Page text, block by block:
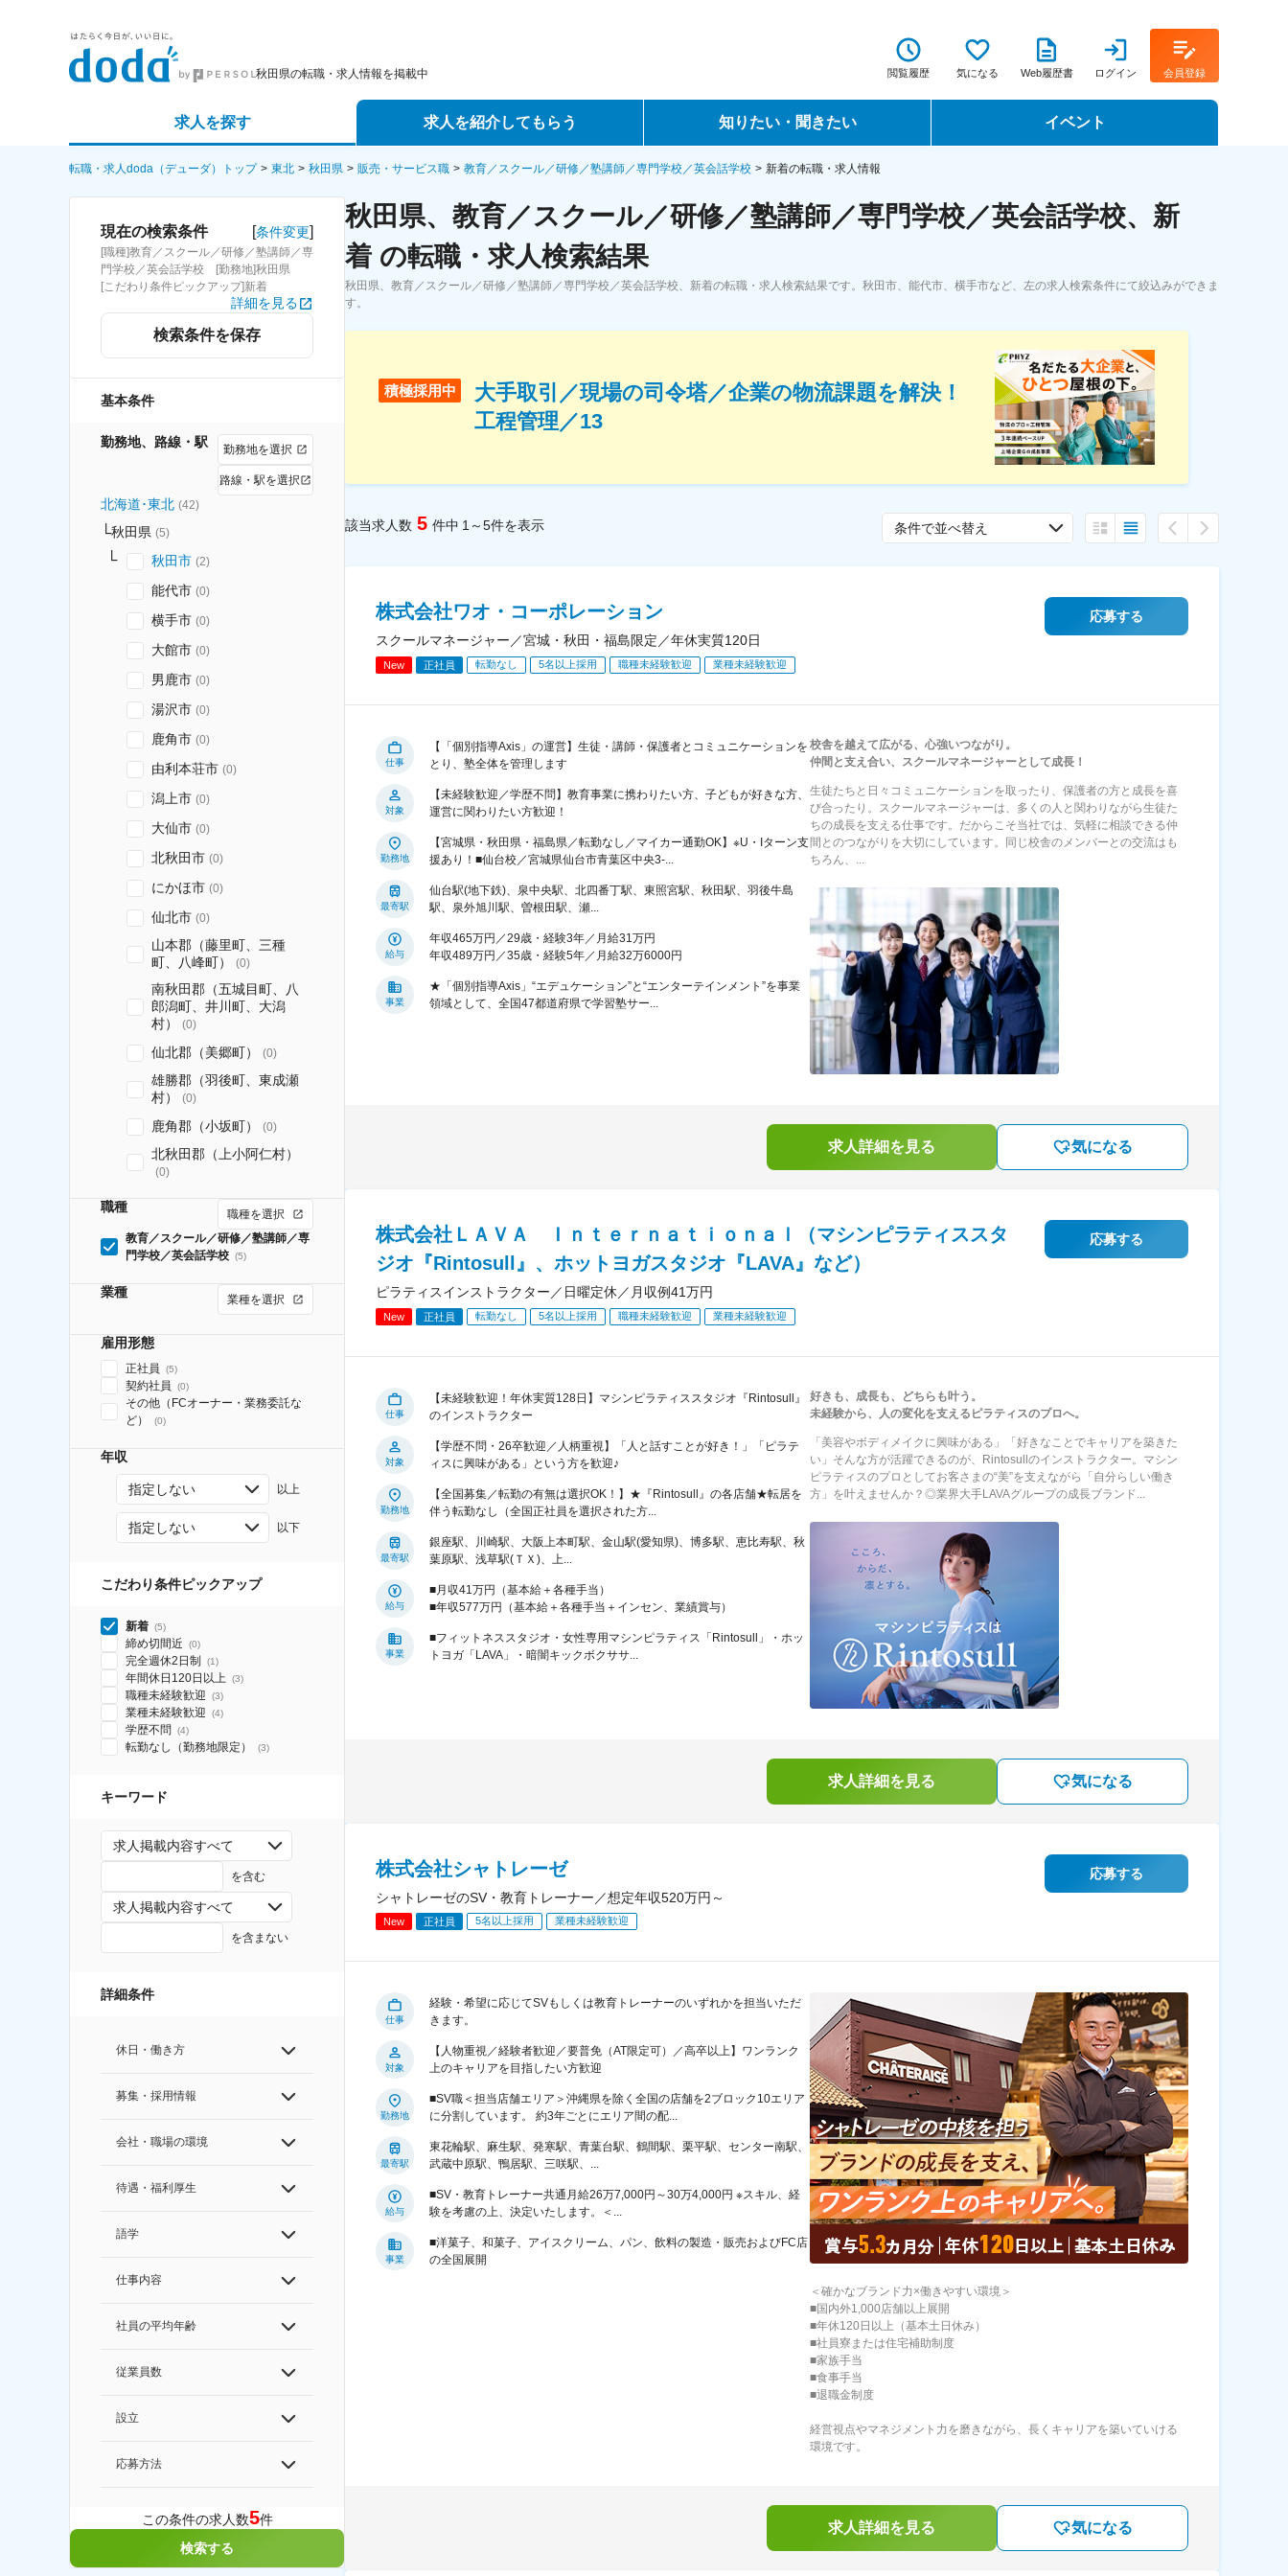
秋田県の転職・求人情報を掲載中 閲覧履歴 気になる Web履歴書 ログイン 会員登録
求人を探す
詳細条件から探す
求人特集から探す
求人を紹介してもらう
エージェントサービス
スカウトサービス
パートナーエージェントサービス
知りたい・聞きたい
転職ノウハウ
データで見る転職
イベント
転職フェア
転職・求人doda（デューダ）トップ 東北 秋田県 販売・サービス職 教育／スクール／研修／塾講師／専門学校／英会話学校 新着の転職・求人情報
現在の検索条件 [条件変更]
[職種]教育／スクール／研修／塾講師／専
門学校／英会話学校 [勤務地]秋田県
[こだわり条件ピックアップ]新着
詳細を見る
検索条件を保存
基本条件
勤務地、路線・駅 勤務地を選択
路線・駅を選択
北海道･東北 (42)
秋田県 (5)
秋田市 (2)
能代市 (0)
横手市 (0)
大館市 (0)
男鹿市 (0)
湯沢市 (0)
鹿角市 (0)
由利本荘市 (0)
潟上市 (0)
大仙市 (0)
北秋田市 (0)
にかほ市 (0)
仙北市 (0)
山本郡（藤里町、三種
町、八峰町）
(0)
南秋田郡（五城目町、八
郎潟町、井川町、大潟
村）
(0)
仙北郡（美郷町） (0)
雄勝郡（羽後町、東成瀬
村）
(0)
鹿角郡（小坂町） (0)
北秋田郡（上小阿仁村）
(0)
職種
職種を選択
教育／スクール／研修／塾講師／専
門学校／英会話学校 (5)
業種 業種を選択
雇用形態
正社員 (5)
契約社員 (0)
その他（FCオーナー・業務委託な
ど）
(0)
年収
指定しない 以上
指定しない 以下
こだわり条件ピックアップ
新着 (5)
締め切間近 (0)
完全週休2日制 (1)
年間休日120日以上 (3)
職種未経験歓迎 (3)
業種未経験歓迎 (4)
学歴不問 (4)
転勤なし（勤務地限定） (3)
キーワード
求人掲載内容すべて
を含む
求人掲載内容すべて
を含まない
詳細条件
休日・働き方
募集・採用情報
会社・職場の環境
待遇・福利厚生
語学
仕事内容
社員の平均年齢
従業員数
設立
応募方法
この条件の求人数5件
検索する
秋田県、教育／スクール／研修／塾講師／専門学校／英会話学校、新
着 の転職・求人検索結果
秋田県、教育／スクール／研修／塾講師／専門学校／英会話学校、新着の転職・求人検索結果です。秋田市、能代市、横手市など、左の求人検索条件にて絞込みができま
す。
積極採用中
大手取引／現場の司令塔／企業の物流課題を解決！
工程管理／13
該当求人数 5 件中 1～5件を表示 条件で並べ替え
株式会社ワオ・コーポレーション
スクールマネージャー／宮城・秋田・福島限定／年休実質120日
New 正社員 転勤なし 5名以上採用 職種未経験歓迎 業種未経験歓迎
応募する
仕事
【「個別指導Axis」の運営】生徒・講師・保護者とコミュニケーションを
とり、塾全体を管理します
対象
【未経験歓迎／学歴不問】教育事業に携わりたい方、子どもが好きな方、
運営に関わりたい方歓迎！
勤務地
【宮城県・秋田県・福島県／転勤なし／マイカー通勤OK】※U・Iターン支
援あり！■仙台校／宮城県仙台市青葉区中央3-...
最寄駅
仙台駅(地下鉄)、泉中央駅、北四番丁駅、東照宮駅、秋田駅、羽後牛島
駅、泉外旭川駅、曽根田駅、瀬...
給与
年収465万円／29歳・経験3年／月給31万円
年収489万円／35歳・経験5年／月給32万6000円
事業
★「個別指導Axis」“エデュケーション”と“エンターテインメント”を事業
領域として、全国47都道府県で学習塾サー...
校舎を越えて広がる、心強いつながり。
仲間と支え合い、スクールマネージャーとして成長！
生徒たちと日々コミュニケーションを取ったり、保護者の方と成長を喜
び合ったり。スクールマネージャーは、多くの人と関わりながら生徒た
ちの成長を支える仕事です。だからこそ当社では、気軽に相談できる仲
間とのつながりを大切にしています。同じ校舎のメンバーとの交流はも
ちろん、...
求人詳細を見る 気になる
株式会社ＬＡＶＡ Ｉｎｔｅｒｎａｔｉｏｎａｌ（マシンピラティススタ
ジオ『Rintosull』、ホットヨガスタジオ『LAVA』など）
ピラティスインストラクター／日曜定休／月収例41万円
New 正社員 転勤なし 5名以上採用 職種未経験歓迎 業種未経験歓迎
応募する
仕事
【未経験歓迎！年休実質128日】マシンピラティススタジオ『Rintosull』
のインストラクター
対象
【学歴不問・26卒歓迎／人柄重視】「人と話すことが好き！」「ピラテ
ィスに興味がある」という方を歓迎♪
勤務地
【全国募集／転勤の有無は選択OK！】★『Rintosull』の各店舗★転居を
伴う転勤なし（全国正社員を選択された方...
最寄駅
銀座駅、川崎駅、大阪上本町駅、金山駅(愛知県)、博多駅、恵比寿駅、秋
葉原駅、浅草駅(ＴＸ)、上...
給与
■月収41万円（基本給＋各種手当）
■年収577万円（基本給＋各種手当＋インセン、業績賞与）
事業
■フィットネススタジオ・女性専用マシンピラティス「Rintosull」・ホッ
トヨガ「LAVA」・暗闇キックボクササ...
好きも、成長も、どちらも叶う。
未経験から、人の変化を支えるピラティスのプロへ。
「美容やボディメイクに興味がある」「好きなことでキャリアを築きた
い」そんな方が活躍できるのが、Rintosullのインストラクター。マシン
ピラティスのプロとしてお客さまの“美”を支えながら「自分らしい働き
方」を叶えませんか？◎業界大手LAVAグループの成長ブランド...
求人詳細を見る 気になる
株式会社シャトレーゼ
シャトレーゼのSV・教育トレーナー／想定年収520万円～
New 正社員 5名以上採用 業種未経験歓迎
応募する
仕事
経験・希望に応じてSVもしくは教育トレーナーのいずれかを担当いただ
きます。
対象
【人物重視／経験者歓迎／要普免（AT限定可）／高卒以上】ワンランク
上のキャリアを目指したい方歓迎
勤務地
■SV職＜担当店舗エリア＞沖縄県を除く全国の店舗を2ブロック10エリア
に分割しています。 約3年ごとにエリア間の配...
最寄駅
東花輪駅、麻生駅、発寒駅、青葉台駅、鶴間駅、栗平駅、センター南駅、
武蔵中原駅、鴨居駅、三咲駅、...
給与
■SV・教育トレーナー共通月給26万7,000円～30万4,000円 ※スキル、経
験を考慮の上、決定いたします。＜...
事業
■洋菓子、和菓子、アイスクリーム、パン、飲料の製造・販売およびFC店
の全国展開
＜確かなブランド力×働きやすい環境＞
■国内外1,000店舗以上展開
■年休120日以上（基本土日休み）
■社員寮または住宅補助制度
■家族手当
■食事手当
■退職金制度
経営視点やマネジメント力を磨きながら、長くキャリアを築いていける
環境です。
求人詳細を見る 気になる